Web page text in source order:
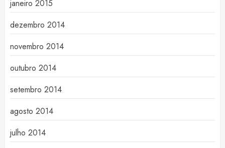
janeiro 2015
dezembro 2014
novembro 2014
outubro 2014
setembro 2014
agosto 2014
julho 2014